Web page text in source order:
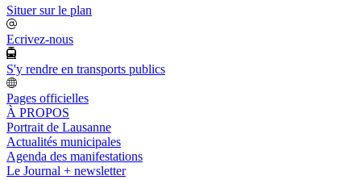
Situer sur le plan
Ecrivez-nous
S'y rendre en transports publics
Pages officielles
À PROPOS
Portrait de Lausanne
Actualités municipales
Agenda des manifestations
Le Journal + newsletter